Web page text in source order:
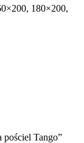
180×200,
pościel Tango”